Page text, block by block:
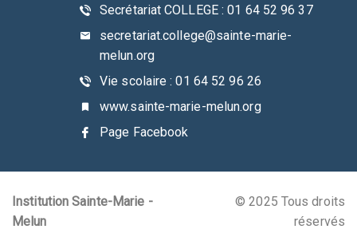
Secrétariat COLLEGE : 01 64 52 96 37
secretariat.college@sainte-marie-
melun.org
Vie scolaire : 01 64 52 96 26
www.sainte-marie-melun.org
Page Facebook
Institution Sainte-Marie -
Melun
© 2025 Tous droits
réservés